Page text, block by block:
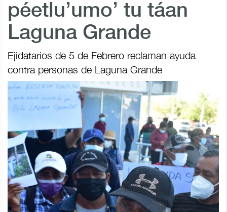
péetlu’umo’ tu táan
Laguna Grande
Ejidatarios de 5 de Febrero reclaman ayuda
contra personas de Laguna Grande